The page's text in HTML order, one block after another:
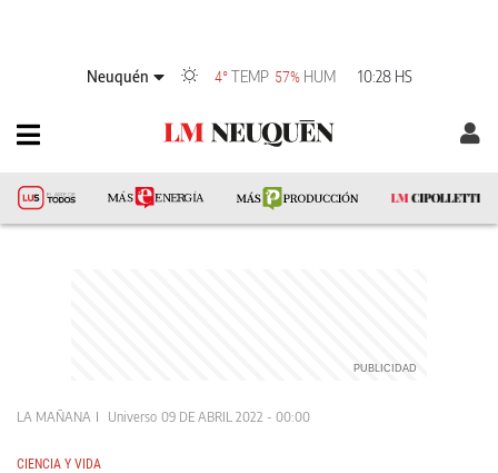
Neuquén 4° TEMP 57% HUM 10:28 HS
LA MAÑANA Universo 09 DE ABRIL 2022 - 00:00
CIENCIA Y VIDA